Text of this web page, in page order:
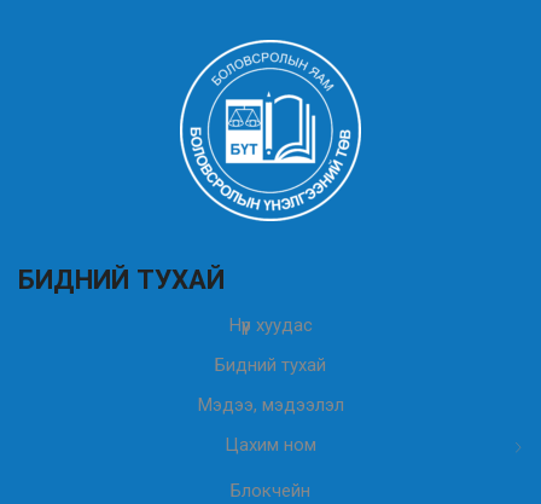
БИДНИЙ ТУХАЙ
Нүүр хуудас
Бидний тухай
Мэдээ, мэдээлэл
Цахим ном
Блокчейн